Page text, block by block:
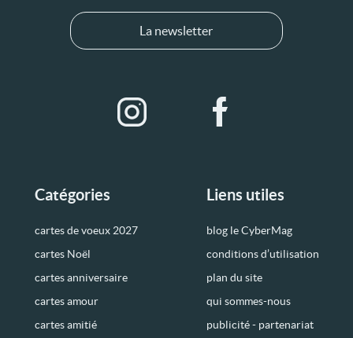
Catégories
cartes de voeux 2027
cartes Noël
cartes anniversaire
cartes amour
cartes amitié
Liens utiles
blog le CyberMag
conditions d’utilisation
plan du site
qui sommes-nous
publicité - partenariat
La newsletter